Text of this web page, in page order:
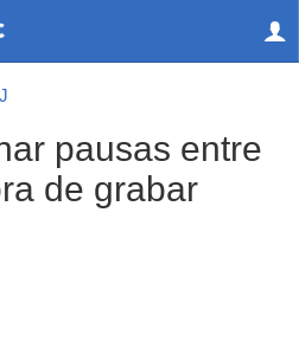
pausas entre
de grabar